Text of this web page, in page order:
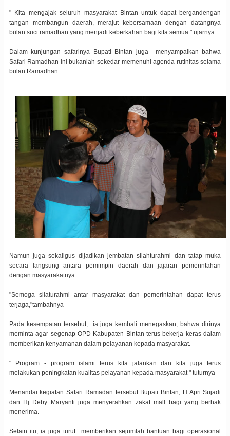
" Kita mengajak seluruh masyarakat Bintan untuk dapat bergandengan
tangan membangun daerah, merajut kebersamaan dengan datangnya
bulan suci ramadhan yang menjadi keberkahan bagi kita semua " ujarnya
Dalam kunjungan safarinya Bupati Bintan juga menyampaikan bahwa
Safari Ramadhan ini bukanlah sekedar memenuhi agenda rutinitas selama
bulan Ramadhan.
Namun juga sekaligus dijadikan jembatan silahturahmi dan tatap muka
secara langsung antara pemimpin daerah dan jajaran pemerintahan
dengan masyarakatnya.
"Semoga silaturahmi antar masyarakat dan pemerintahan dapat terus
terjaga,"tambahnya
Pada kesempatan tersebut, ia juga kembali menegaskan, bahwa dirinya
meminta agar segenap OPD Kabupaten Bintan terus bekerja keras dalam
memberikan kenyamanan dalam pelayanan kepada masyarakat.
" Program - program islami terus kita jalankan dan kita juga terus
melakukan peningkatan kualitas pelayanan kepada masyarakat " tuturnya
Menandai kegiatan Safari Ramadan tersebut Bupati Bintan, H Apri Sujadi
dan Hj Deby Maryanti juga menyerahkan zakat mall bagi yang berhak
menerima.
Selain itu, ia juga turut memberikan sejumlah bantuan bagi operasional